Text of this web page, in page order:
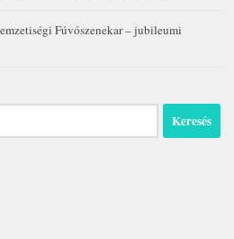
Fúvószenekar – jubileumi